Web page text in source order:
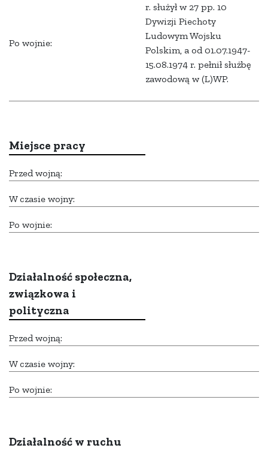
Po wojnie:
r. służył w 27 pp. 10
Dywizji Piechoty
Ludowym Wojsku
Polskim, a od 01.07.1947-
15.08.1974 r. pełnił służbę
zawodową w (L)WP.
Miejsce pracy
Przed wojną:
W czasie wojny:
Po wojnie:
Działalność społeczna,
związkowa i
polityczna
Przed wojną:
W czasie wojny:
Po wojnie:
Działalność w ruchu